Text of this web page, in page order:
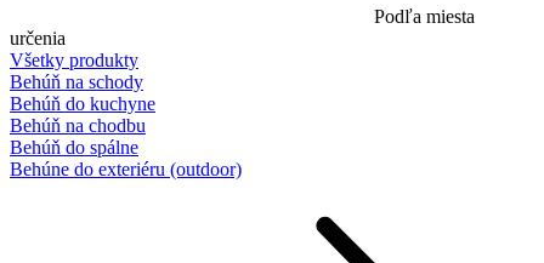
Podľa miesta
určenia
Všetky produkty
Behúň na schody
Behúň do kuchyne
Behúň na chodbu
Behúň do spálne
Behúne do exteriéru (outdoor)